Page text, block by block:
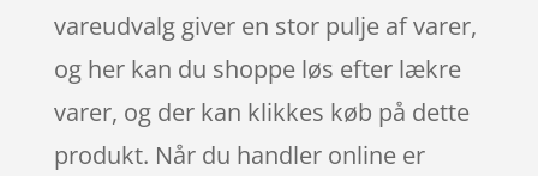
vareudvalg giver en stor pulje af varer,
og her kan du shoppe løs efter lækre
varer, og der kan klikkes køb på dette
produkt. Når du handler online er